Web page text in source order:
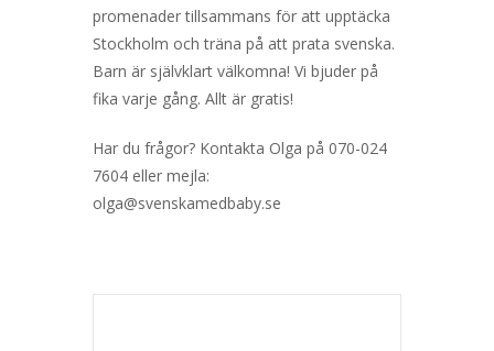
promenader tillsammans för att upptäcka
Stockholm och träna på att prata svenska.
Barn är självklart välkomna! Vi bjuder på
fika varje gång. Allt är gratis!
Har du frågor? Kontakta Olga på 070-024
7604 eller mejla:
olga@svenskamedbaby.se